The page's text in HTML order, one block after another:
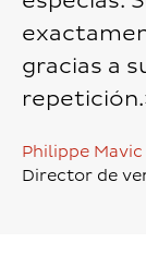
gracias a
Philippe Mavic
Director de